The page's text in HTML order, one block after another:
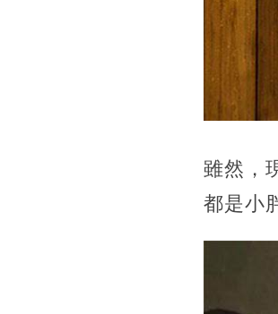
雖然，
都是小